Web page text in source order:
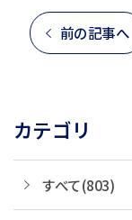
前の記事へ
カテゴリ
すべて(803)